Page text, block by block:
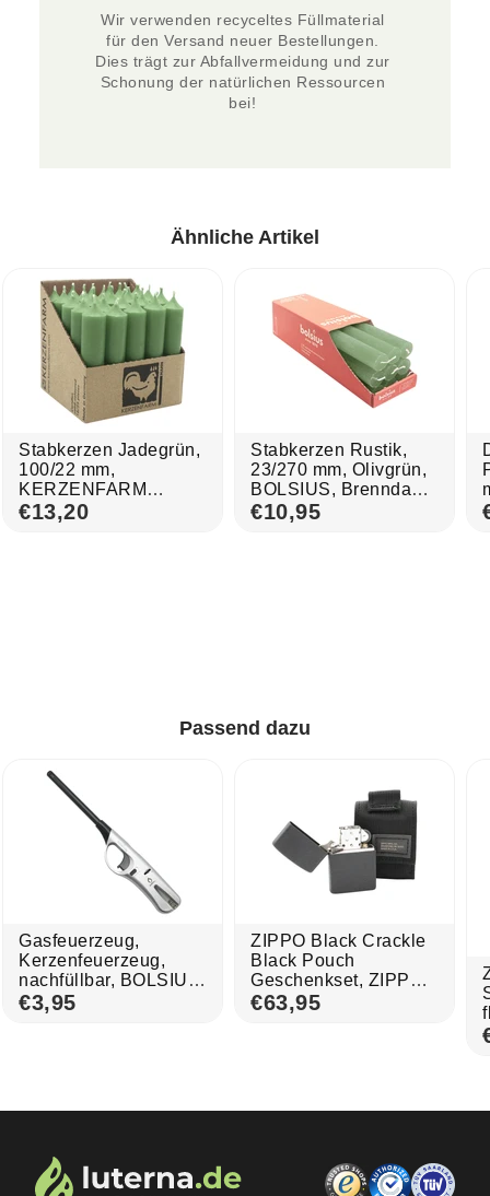
Wir verwenden recyceltes Füllmaterial
für den Versand neuer Bestellungen.
Dies trägt zur Abfallvermeidung und zur
Schonung der natürlichen Ressourcen
bei!
Ähnliche Artikel
Stabkerzen Jadegrün,
100/22 mm,
KERZENFARM
HAHN, Brenndauer
4h, 25 St.
€13,20
Stabkerzen Rustik,
23/270 mm, Olivgrün,
BOLSIUS, Brenndauer
ca. 13h, 9 Stück pro
Verpackung
€10,95
Passend dazu
Gasfeuerzeug,
Kerzenfeuerzeug,
nachfüllbar, BOLSIUS,
mit regulierbarer
Flamme
€3,95
ZIPPO Black Crackle
Black Pouch
Geschenkset, ZIPPO-
Feuerzeug inkl.
Feuerzeugbeutel
€63,95